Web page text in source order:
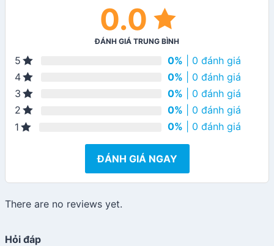
0.0
ĐÁNH GIÁ TRUNG BÌNH
5 0% | 0 đánh giá
4
0% | 0 đánh giá
3
0% | 0 đánh giá
2
0% | 0 đánh giá
1
0% | 0 đánh giá
ĐÁNH GIÁ NGAY
There are no reviews yet.
Hỏi đáp